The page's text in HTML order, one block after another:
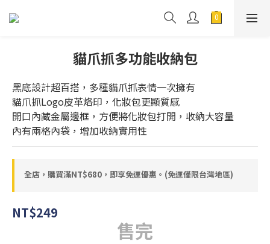
貓爪抓多功能收納包
黑底設計超百搭，多種貓爪抓表情一次擁有
貓爪抓Logo皮革烙印，化妝包更顯質感
開口內藏金屬邊框，方便將化妝包打開，收納大容量
內有兩格內袋，增加收納實用性
全店，購買滿NT$680，即享免運優惠。(免運僅限台灣地區)
NT$249
售完